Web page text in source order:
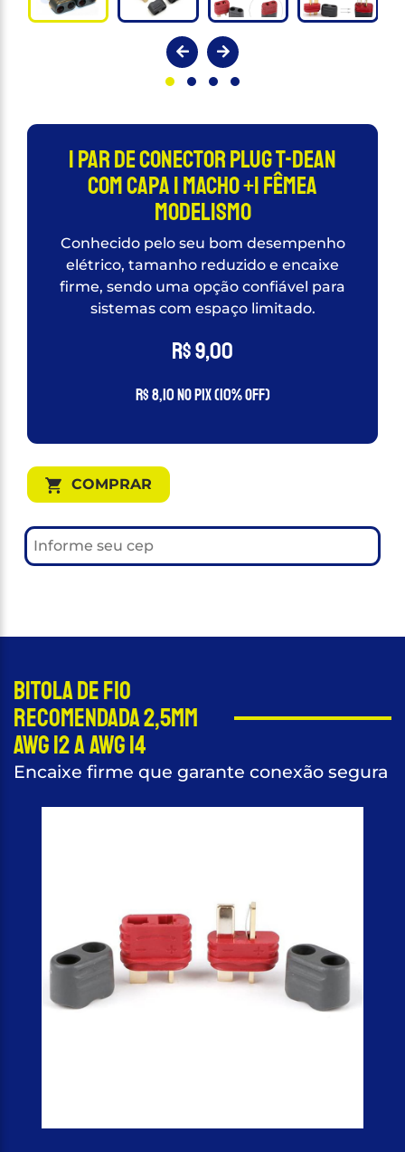
1 Par de Conector Plug T-dean
com capa 1 Macho +1 fêmea
Modelismo
Conhecido pelo seu bom desempenho
elétrico, tamanho reduzido e encaixe
firme, sendo uma opção confiável para
sistemas com espaço limitado.
R$9,00
R$8,10no PIX (10% OFF)
COMPRAR
Bitola de fio
recomendada 2,5mm
AWG 12 a AWG 14
Encaixe firme que garante conexão segura